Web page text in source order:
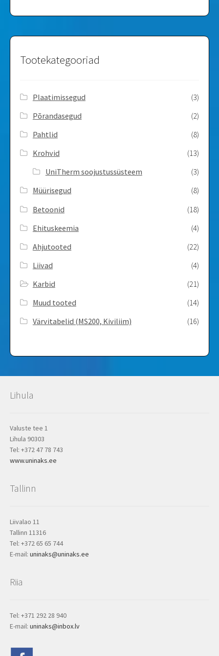
Tootekategooriad
Plaatimissegud
(3)
Põrandasegud
(2)
Pahtlid
(8)
Krohvid
(13)
UniTherm soojustussüsteem
(3)
Müürisegud
(8)
Betoonid
(18)
Ehituskeemia
(4)
Ahjutooted
(22)
Liivad
(4)
Karbid
(21)
Muud tooted
(14)
Värvitabelid ­(MS200, Kiviliim)
(16)
Lihula
Valuste tee 1
Lihula 90303
Tel: +372 47 78 743
www.uninaks.ee
Tallinn
Liivalao 11
Tallinn 11316
Tel: +372 65 65 744
E-mail: uninaks@uninaks.ee
Riia
Tel: +371 292 28 940
E-mail: uninaks@inbox.lv